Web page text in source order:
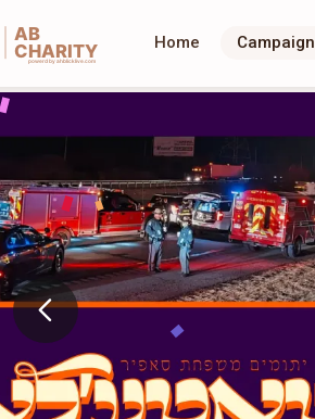
AB
CHARITY
powerd by ahblicklive.com
Home